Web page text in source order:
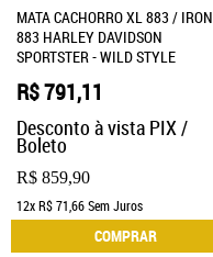
MATA CACHORRO XL 883 / IRON
883 HARLEY DAVIDSON
SPORTSTER - WILD STYLE
R$ 859,90
R$ 791,11
Desconto à vista PIX /
Boleto
12xR$ 71,66Sem Juros
COMPRAR